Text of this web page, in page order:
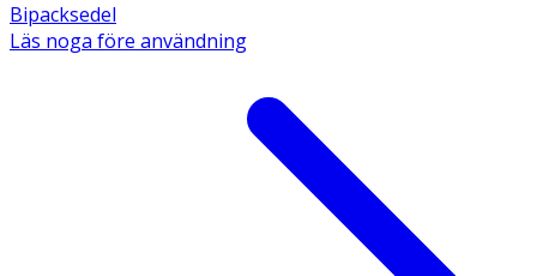
Bipacksedel
Läs noga före användning